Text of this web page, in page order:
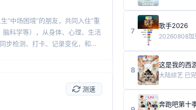
“中场困境”的朋友，共同入住“重
科学等），从身体、心理、生活
步检测、打卡、记录变化，和姐
测速
7
歌手2026
20260808加
8
这是我的西
大陆综艺 已
奔跑吧第十